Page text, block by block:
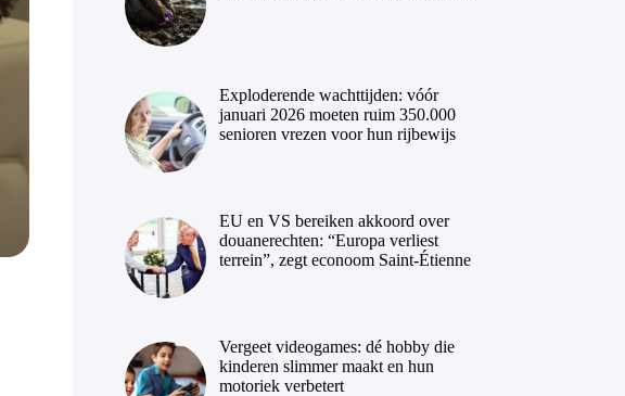
Exploderende wachttijden: vóór
januari 2026 moeten ruim 350.000
senioren vrezen voor hun rijbewijs
EU en VS bereiken akkoord over
douanerechten: “Europa verliest
terrein”, zegt econoom Saint-Étienne
Vergeet videogames: dé hobby die
kinderen slimmer maakt en hun
motoriek verbetert